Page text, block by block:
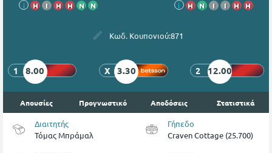
i Η Ι Η Η Ν Ν i Η Ν Ι Ι Η Η
Κωδ. Κουπονιού:871
1 8.00 X 3.30 2 12.00
Απουσίες Προγνωστικό Αποδόσεις Στατιστικά
Διαιτητής
Τόμας Μπράμαλ
Γήπεδο
Craven Cottage (25.700)